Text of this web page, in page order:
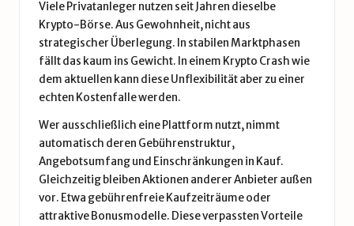
Viele Privatanleger nutzen seit Jahren dieselbe
Krypto-Börse. Aus Gewohnheit, nicht aus
strategischer Überlegung. In stabilen Marktphasen
fällt das kaum ins Gewicht. In einem Krypto Crash wie
dem aktuellen kann diese Unflexibilität aber zu einer
echten Kostenfalle werden.
Wer ausschließlich eine Plattform nutzt, nimmt
automatisch deren Gebührenstruktur,
Angebotsumfang und Einschränkungen in Kauf.
Gleichzeitig bleiben Aktionen anderer Anbieter außen
vor. Etwa gebührenfreie Kaufzeiträume oder
attraktive Bonusmodelle. Diese verpassten Vorteile